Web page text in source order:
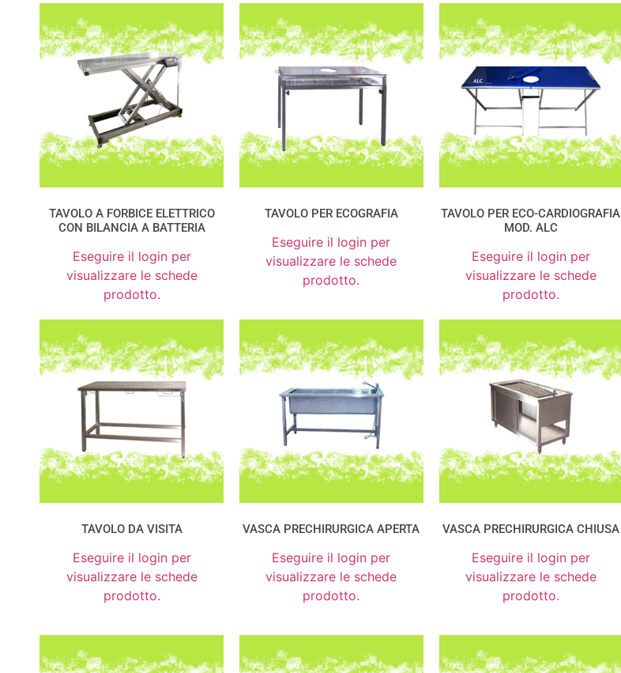
TAVOLO A FORBICE ELETTRICO
CON BILANCIA A BATTERIA
Eseguire il login per
visualizzare le schede
prodotto.
TAVOLO PER ECOGRAFIA
Eseguire il login per
visualizzare le schede
prodotto.
TAVOLO PER ECO-CARDIOGRAFIA
MOD. ALC
Eseguire il login per
visualizzare le schede
prodotto.
TAVOLO DA VISITA
Eseguire il login per
visualizzare le schede
prodotto.
VASCA PRECHIRURGICA APERTA
Eseguire il login per
visualizzare le schede
prodotto.
VASCA PRECHIRURGICA CHIUSA
Eseguire il login per
visualizzare le schede
prodotto.